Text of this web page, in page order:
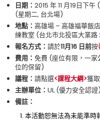
日期： 2015 年 11 月19日下
(星期二, 台北場)
地點： 高雄場 – 高雄福華飯
練教室 (台北市北投區大業
報名方式： 請於11月16 日前按
費用： 免費 (座位有限，一
位的保留)
議程： 請點選<課程大綱>獲
主辦單位： UL (優力安全認
備註：
本活動恕無法為未能準時